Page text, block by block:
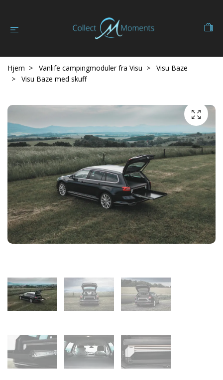
Hjem Vanlife campingmoduler fra Visu
Visu Baze
Visu Baze med skuff